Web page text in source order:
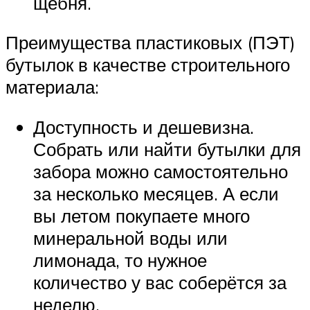
Преимущества пластиковых (ПЭТ)
бутылок в качестве строительного
материала:
Доступность и дешевизна.
Собрать или найти бутылки для
забора можно самостоятельно
за несколько месяцев. А если
вы летом покупаете много
минеральной воды или
лимонада, то нужное
количество у вас соберётся за
неделю.